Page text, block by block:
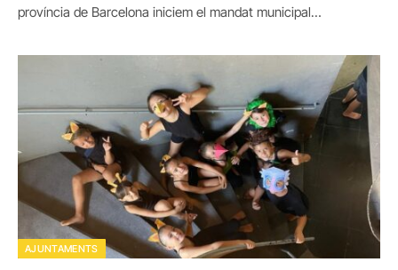
província de Barcelona iniciem el mandat municipal…
AJUNTAMENTS